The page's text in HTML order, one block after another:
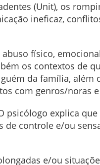
(Unit), os
ineficaz,
físico,
os contextos de
da família, além
com genros/noras
psicólogo explica que
de controle e/ou
e/ou